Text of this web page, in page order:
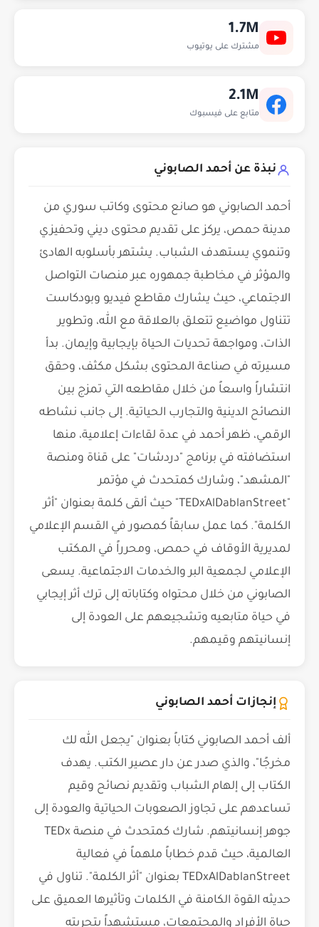
1.7M
مشترك على يوتيوب
2.1M
متابع على فيسبوك
نبذة عن أحمد الصابوني
أحمد الصابوني هو صانع محتوى وكاتب سوري من
مدينة حمص، يركز على تقديم محتوى ديني وتحفيزي
وتنموي يستهدف الشباب. يشتهر بأسلوبه الهادئ
والمؤثر في مخاطبة جمهوره عبر منصات التواصل
الاجتماعي، حيث يشارك مقاطع فيديو وبودكاست
تتناول مواضيع تتعلق بالعلاقة مع الله، وتطوير
الذات، ومواجهة تحديات الحياة بإيجابية وإيمان. بدأ
مسيرته في صناعة المحتوى بشكل مكثف، وحقق
انتشاراً واسعاً من خلال مقاطعه التي تمزج بين
النصائح الدينية والتجارب الحياتية. إلى جانب نشاطه
الرقمي، ظهر أحمد في عدة لقاءات إعلامية، منها
استضافته في برنامج "دردشات" على قناة ومنصة
"المشهد"، وشارك كمتحدث في مؤتمر
"TEDxAlDablanStreet" حيث ألقى كلمة بعنوان "أثر
الكلمة". كما عمل سابقاً كمصور في القسم الإعلامي
لمديرية الأوقاف في حمص، ومحرراً في المكتب
الإعلامي لجمعية البر والخدمات الاجتماعية. يسعى
الصابوني من خلال محتواه وكتاباته إلى ترك أثر إيجابي
في حياة متابعيه وتشجيعهم على العودة إلى
إنسانيتهم وقيمهم.
إنجازات أحمد الصابوني
ألف أحمد الصابوني كتاباً بعنوان "يجعل الله لك
مخرجًا"، والذي صدر عن دار عصير الكتب. يهدف
الكتاب إلى إلهام الشباب وتقديم نصائح وقيم
تساعدهم على تجاوز الصعوبات الحياتية والعودة إلى
جوهر إنسانيتهم. شارك كمتحدث في منصة TEDx
العالمية، حيث قدم خطاباً ملهماً في فعالية
TEDxAlDablanStreet بعنوان "أثر الكلمة". تناول في
حديثه القوة الكامنة في الكلمات وتأثيرها العميق على
حياة الأفراد والمجتمعات، مستشهداً بتجربته